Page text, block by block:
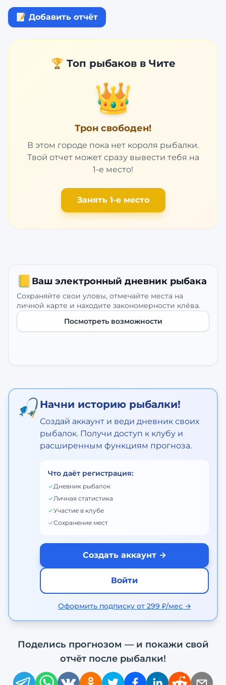
📝 Добавить отчёт
🏆 Топ рыбаков в Чите
👑
Трон свободен!
В этом городе пока нет короля рыбалки.
Твой отчет может сразу вывести тебя на
1-е место!
Занять 1-е место
📒 Ваш электронный дневник рыбака
Сохраняйте свои уловы, отмечайте места на
личной карте и находите закономерности клёва.
Посмотреть возможности
🎣 Начни историю рыбалки!
Создай аккаунт и веди дневник своих
рыбалок. Получи доступ к клубу и
расширенным функциям прогноза.
Что даёт регистрация:
✓Дневник рыбалок
✓Личная статистика
✓Участие в клубе
✓Сохранение мест
Создать аккаунт →
Войти
Оформить подписку от 299 ₽/мес →
Поделись прогнозом — и покажи свой
отчёт после рыбалки!